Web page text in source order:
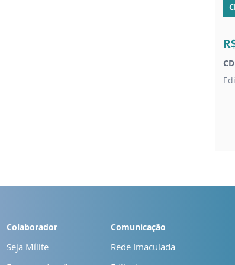
Colaborador
Seja Mílite
Comunicação
Rede Imaculada